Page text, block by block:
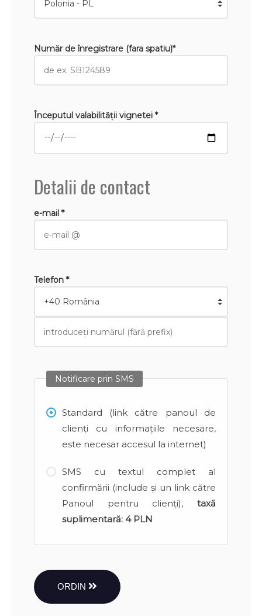
Număr de înregistrare (fara spatiu)*
Începutul valabilităţii vignetei *
Detalii de contact
e-mail *
Telefon *
Notificare prin SMS
Standard (link către panoul de
clienți cu informațiile necesare,
este necesar accesul la internet)
SMS cu textul complet al
confirmării (include și un link către
Panoul pentru clienți), taxă
suplimentară: 4 PLN
ORDIN